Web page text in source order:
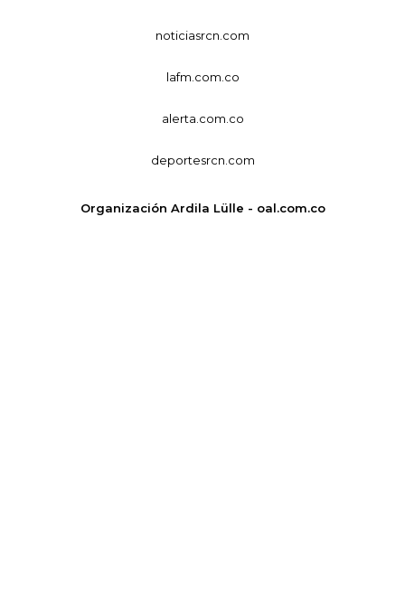
noticiasrcn.com
lafm.com.co
alerta.com.co
deportesrcn.com
Organización Ardila Lülle - oal.com.co